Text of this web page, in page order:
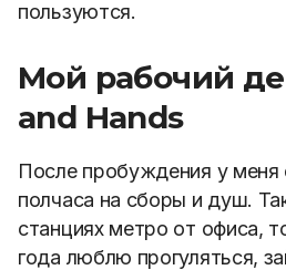
пользуются.
Мой рабочий
and Hands
После пробуждения у меня
полчаса на сборы и душ.
станциях метро от офиса,
года люблю прогуляться,